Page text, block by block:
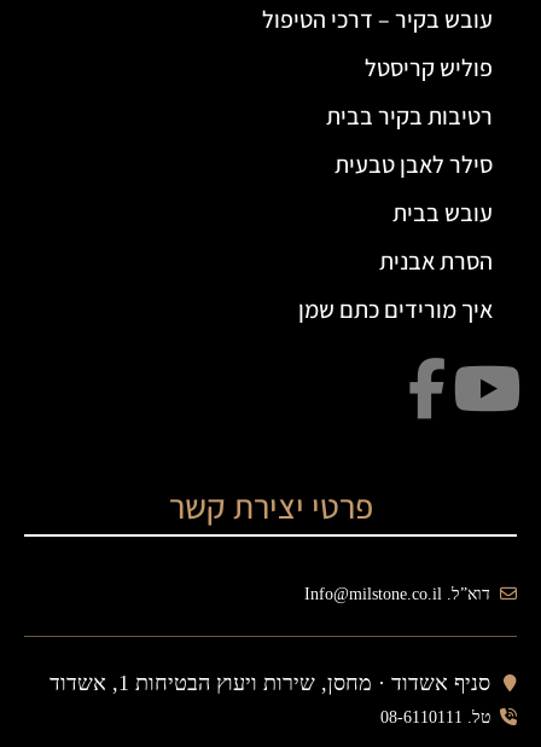
עובש בקיר – דרכי הטיפול
פוליש קריסטל
רטיבות בקיר בבית
סילר לאבן טבעית
עובש בבית
הסרת אבנית
איך מורידים כתם שמן
פרטי יצירת קשר
דוא”ל. Info@milstone.co.il
סניף אשדוד · מחסן, שירות ויעוץ הבטיחות 1, אשדוד
טל. 08-6110111